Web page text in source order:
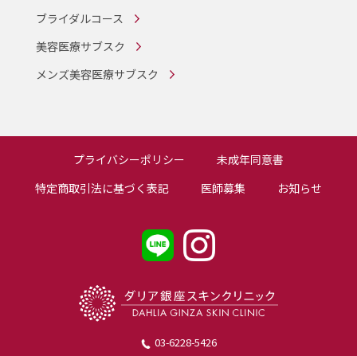
ブライダルコース
美容医療サブスク
メンズ美容医療サブスク
プライバシーポリシー
未成年同意書
特定商取引法に基づく表記
医師募集 お知らせ
03-6228-5426